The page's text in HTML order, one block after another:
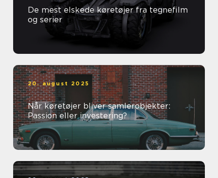
De mest elskede køretøjer fra tegnefilm
og serier
20. august 2025
Når køretøjer bliver samlerobjekter:
Passion eller investering?